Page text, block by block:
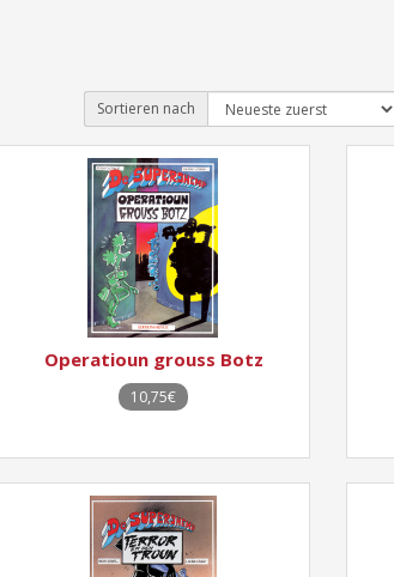
Sortieren nach
Operatioun grouss Botz
10,75€